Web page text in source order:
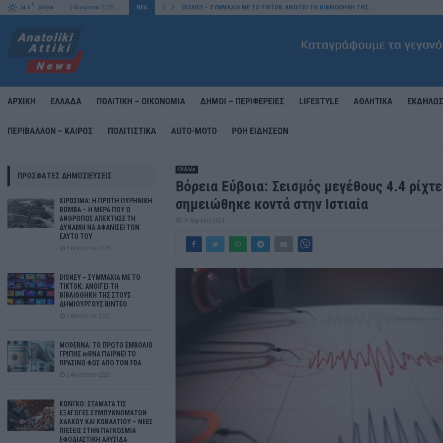
34.4
C
Αθήνα 6 Αυγούστου 2026 ΝΕΑ DISNEY – ΣΥΜΜΑΧΙΑ ΜΕ ΤΟ TIKTOK: ΑΝΟΙΓΕΙ ΤΗ ΒΙΒΛΙΟΘΗΚΗ ΤΗΣ…
ΑΡΧΙΚΗ ΕΛΛΑΔΑ ΠΟΛΙΤΙΚΗ – ΟΙΚΟΝΟΜΙΑ ΔΗΜΟΙ – ΠΕΡΙΦΕΡΕΙΕΣ LIFESTYLE ΑΘΛΗΤΙΚΑ
ΠΕΡΙΒΑΛΛΟΝ – ΚΑΙΡΟΣ ΠΟΛΙΤΙΣΤΙΚΑ AUTO-MOTO ΡΟΉ ΕΙΔΉΣΕΩΝ
ΕΛΛΑΔΑ
Βόρεια Εύβοια: Σεισμός μεγέθους 4.4
σημειώθηκε κοντά στην Ιστιαία
13 Απριλίου 2024
ΠΡΌΣΦΑΤΕΣ ΔΗΜΟΣΙΕΎΣΕΙΣ
ΧΙΡΟΣΙΜΑ: Η ΠΡΩΤΗ ΠΥΡΗΝΙΚΗ
ΒΟΜΒΑ – Η ΜΕΡΑ ΠΟΥ Ο
ΑΝΘΡΩΠΟΣ ΑΠΕΚΤΗΣΕ ΤΗ
ΔΥΝΑΜΗ ΝΑ ΑΦΑΝΙΣΕΙ ΤΟΝ
ΕΑΥΤΟ ΤΟΥ
6 Αυγούστου 2026
DISNEY – ΣΥΜΜΑΧΙΑ ΜΕ ΤΟ
TIKTOK: ΑΝΟΙΓΕΙ ΤΗ
ΒΙΒΛΙΟΘΗΚΗ ΤΗΣ ΣΤΟΥΣ
ΔΗΜΙΟΥΡΓΟΥΣ ΒΙΝΤΕΟ
6 Αυγούστου 2026
MODERNA: ΤΟ ΠΡΩΤΟ ΕΜΒΟΛΙΟ
ΓΡΙΠΗΣ mRNA ΠΑΙΡΝΕΙ ΤΟ
ΠΡΑΣΙΝΟ ΦΩΣ ΑΠΟ ΤΟΝ FDA
6 Αυγούστου 2026
ΚΟΝΓΚΟ: ΣΤΑΜΑΤΑ ΤΙΣ
ΕΞΑΓΩΓΕΣ ΣΥΜΠΥΚΝΩΜΑΤΩΝ
ΧΑΛΚΟΥ ΚΑΙ ΚΟΒΑΛΤΙΟΥ – ΝΕΕΣ
ΠΙΕΣΕΙΣ ΣΤΗΝ ΠΑΓΚΟΣΜΙΑ
ΕΦΟΔΙΑΣΤΙΚΗ ΑΛΥΣΙΔΑ